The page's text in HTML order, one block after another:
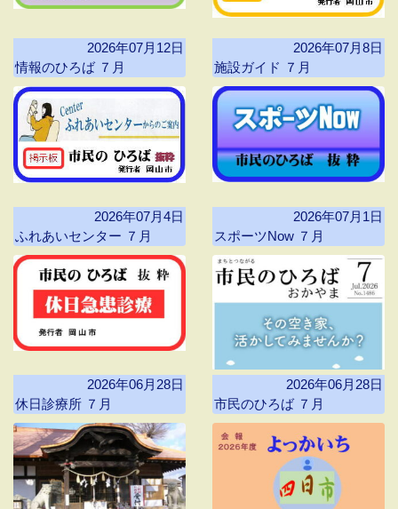
2026年07月12日
情報のひろば ７月
2026年07月8日
施設ガイド ７月
2026年07月4日
ふれあいセンター ７月
2026年07月1日
スポーツNow ７月
2026年06月28日
休日診療所 ７月
2026年06月28日
市民のひろば ７月